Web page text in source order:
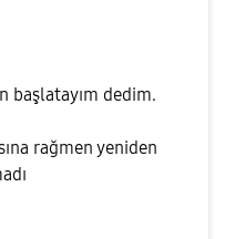
başlatayım dedim.
rağmen yeniden